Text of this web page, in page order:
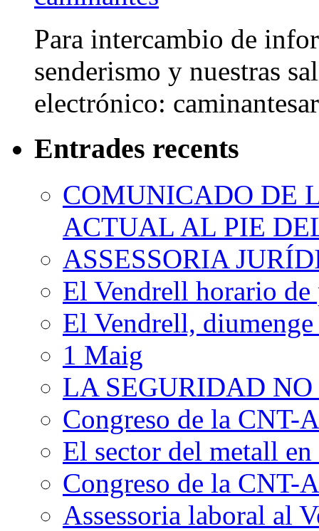
Para intercambio de
senderismo y nuestras
electrónico:
Entrades recents
COMUNICADO DE
ACTUAL AL PIE
ASSESSORIA
El Vendrell horario de
El Vendrell,
1 Maig
LA SEGURIDAD
Congreso de la
El sector del metall
Congreso de la
Assessoria laboral al